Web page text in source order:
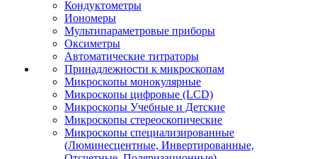
Кондуктометры
Иономеры
Мультипараметровые приборы
Оксиметры
Автоматические титраторы
Принадлежности к микроскопам
Микроскопы монокулярные
Микроскопы цифровые (LCD)
Микроскопы Учебные и Детские
Микроскопы стереоскопические
Микроскопы специализированные
(Люминесцентные, Инвертированные,